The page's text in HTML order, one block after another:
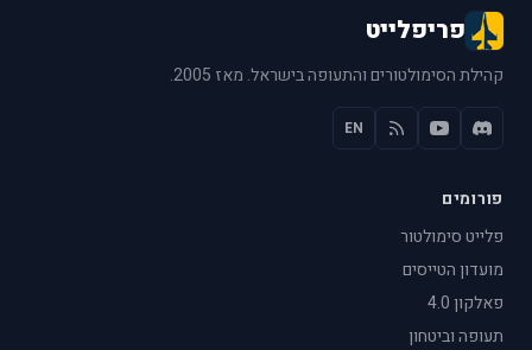
פריפלייט
קהילת הסימולטורים והתעופה בישראל. מאז 2005.
EN
פורומים
פלייט סימולטור
מועדון הטייסים
פאלקון 4.0
תעופה וביטחון